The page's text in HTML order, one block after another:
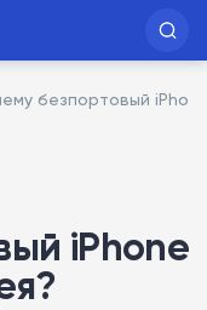
безпортовый
iPhone